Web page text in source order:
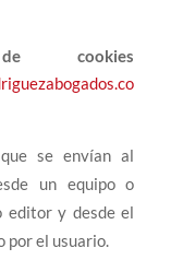
cookies
se envían al
un equipo o
editor y desde el
por el usuario.